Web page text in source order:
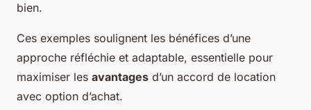
bien.
Ces exemples soulignent les bénéfices d’une
approche réfléchie et adaptable, essentielle pour
maximiser les avantages d’un accord de location
avec option d’achat.